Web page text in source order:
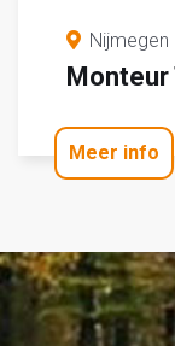
Nijmegen
Monteur
Meer info